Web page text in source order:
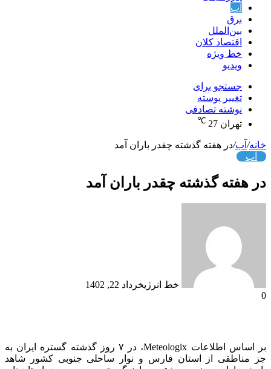
آب
برق
بین‌الملل
اقتصاد کلان
خط ویژه
ویدیو
جستجو برای
تغییر پوسته
نوشته تصادفی
تهران 27
℃
خانه/ آب/در هفته گذشته چقدر باران آمد
آب
در هفته گذشته چقدر باران آمد
خط انرژیخرداد 22, 1402
0
بر اساس اطلاعات Meteologix، در ۷ روز گذشته گستره ایران به
جز مناطقی از استان فارس و نوار ساحلی جنوبی کشور شاهد